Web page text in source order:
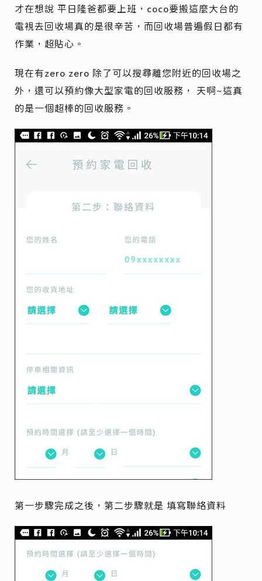
才在想說 平日隆爸都要上班，coco要搬這麼大台的
電視去回收場真的是很辛苦，而回收場普遍假日都有
作業，超貼心。
現在有zero zero 除了可以搜尋離您附近的回收場之
外，還可以預約像大型家電的回收服務， 天啊~這真
的是一個超棒的回收服務。
第一步驟完成之後，第二步驟就是 填寫聯絡資料